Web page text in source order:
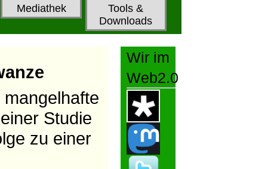
Mediathek
Tools &
Downloads
Studie
zu einer
Wir im
Web2.0